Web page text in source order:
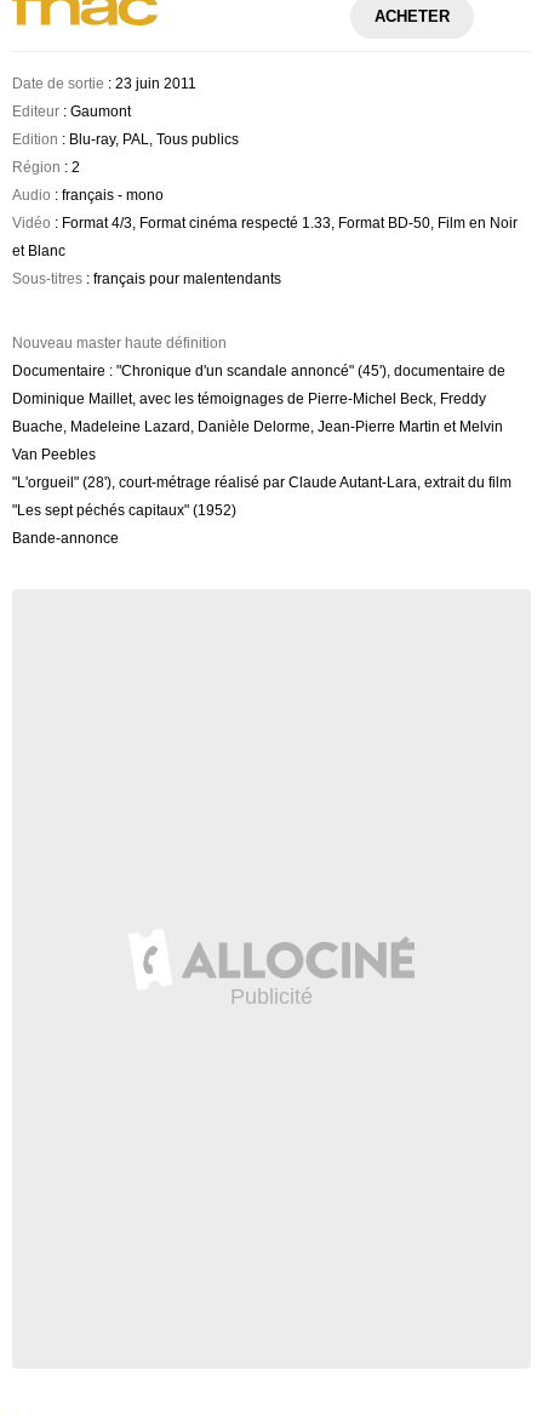
ACHETER
Date de sortie : 23 juin 2011
Editeur : Gaumont
Edition : Blu-ray, PAL, Tous publics
Région : 2
Audio : français - mono
Vidéo : Format 4/3, Format cinéma respecté 1.33, Format BD-50, Film en Noir
et Blanc
Sous-titres : français pour malentendants
Nouveau master haute définition
Documentaire : "Chronique d'un scandale annoncé" (45'), documentaire de
Dominique Maillet, avec les témoignages de Pierre-Michel Beck, Freddy
Buache, Madeleine Lazard, Danièle Delorme, Jean-Pierre Martin et Melvin
Van Peebles
"L'orgueil" (28'), court-métrage réalisé par Claude Autant-Lara, extrait du film
"Les sept péchés capitaux" (1952)
Bande-annonce